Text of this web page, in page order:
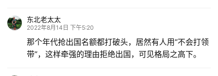
东北老太太
2022年8月14日 下午5:20
那个年代抢出国名额都打破头，居然有人用“不会打领
带”，这样牵强的理由拒绝出国，可见格局之高下。